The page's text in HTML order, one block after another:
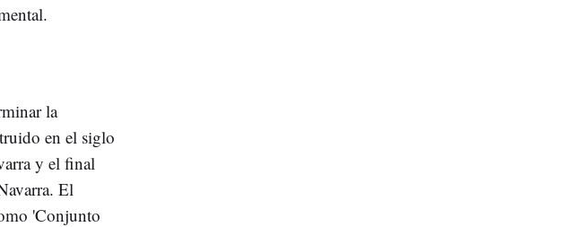
la
en el siglo
y el final
El
'Conjunto